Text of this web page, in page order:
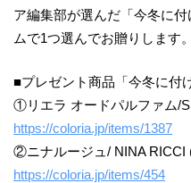
ア編集部が選んだ「今冬に
ムで1つ選んでお贈りします
■プレゼント商品「今冬に付
①リエラ オードパルファム/
https://coloria.jp/items/1387
②ニナルージュ/ NINA RICCI
https://coloria.jp/items/454